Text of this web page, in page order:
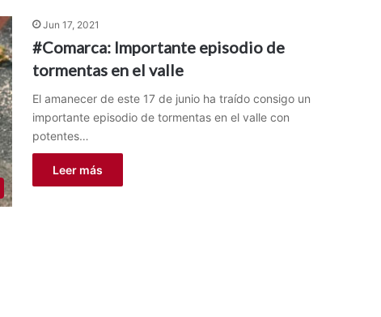
Jun 17, 2021
#Comarca: Importante episodio de
tormentas en el valle
El amanecer de este 17 de junio ha traído consigo un
importante episodio de tormentas en el valle con
potentes…
Leer más